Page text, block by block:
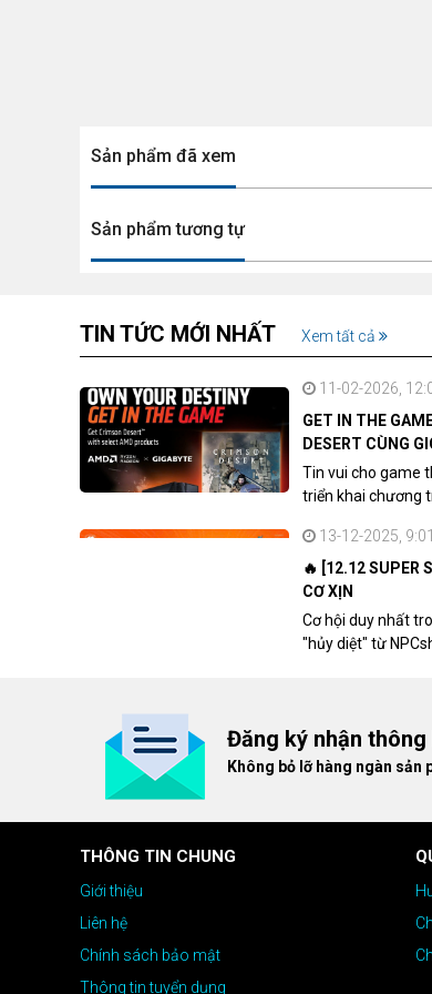
Sản phẩm đã xem
Sản phẩm tương tự
TIN TỨC MỚI NHẤT Xem tất cả
11-02-2026,
GET IN THE
DESERT CÙNG
Tin vui cho game
triển khai chương
13-12-2025,
🔥 [12.12 SUPER
CƠ XỊN
Cơ hội duy nhất
"hủy diệt" từ
Đăng ký nhận
Không bỏ lỡ hàng ngàn
THÔNG TIN CHUNG
Giới thiệu
Liên hệ
Chính sách bảo mật
Thông tin tuyển dụng